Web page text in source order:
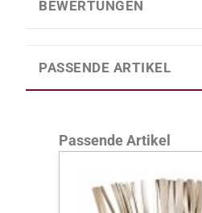
BEWERTUNGEN
PASSENDE ARTIKEL
Produktgalerie überspringen
Passende Artikel